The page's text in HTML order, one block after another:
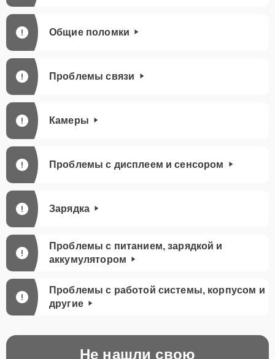
Общие поломки
Проблемы связи
Камеры
Проблемы с дисплеем и сенсором
Зарядка
Проблемы с питанием, зарядкой и
аккумулятором
Проблемы с работой системы, корпусом и
другие
Не нашли свою